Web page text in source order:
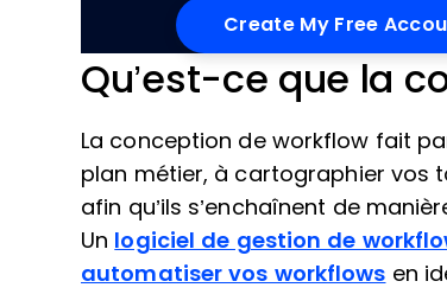
Qu’est-ce que la
La conception de workflow fait
plan métier, à cartographier vos
afin qu’ils s’enchaînent de
Un logiciel de gestion de
automatiser vos workflows en